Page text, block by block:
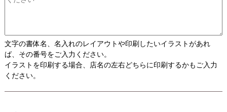
文字の書体名、名入れのレイアウトや印刷したいイラストがあれ
ば、その番号をご入力ください。
イラストを印刷する場合、店名の左右どちらに印刷するかもご入力
ください。